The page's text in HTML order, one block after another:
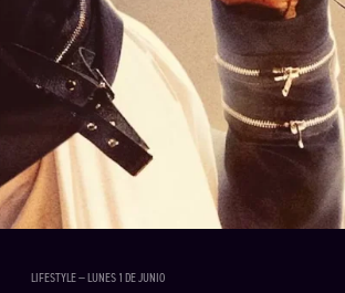
LIFESTYLE — LUNES 1 DE JUNIO